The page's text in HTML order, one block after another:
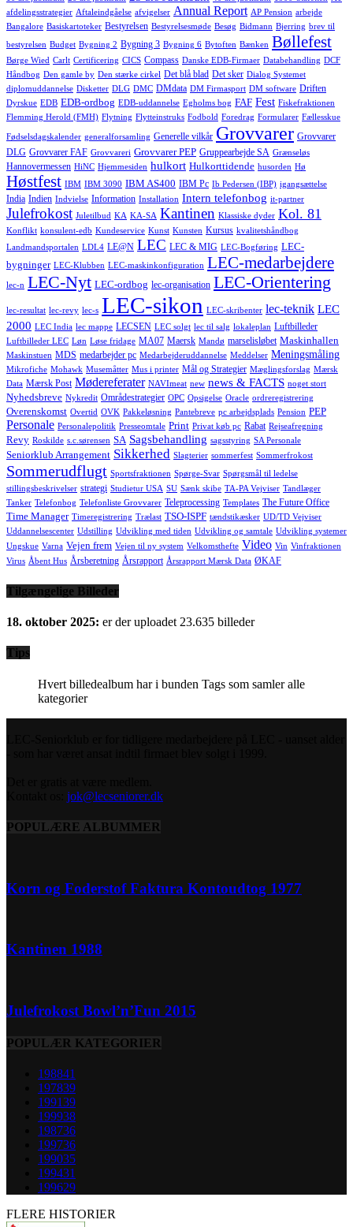
afdelingsstrategier Aftaleindgåelse afvigelser Annual Report AP Pension arbejde
Bangalore Basiskartoteker Bestyrelsen Bestyrelsesmøde Besøg Bidmann Bjerring brev til
bestyrelsen Budget Bygning 2 Bygning 3 Bygning 6 Bytoften Bænken Bøllefest
Børge Wied Carlt Certificering CICS Compass Danske EDB-Firmaer Databehandling DCF
Håndbog Den gamle by Den stærke cirkel Det blå blad Det sker Dialog Systemet
diplomuddannelse Disketter DLG DMC DMdata DM Firmasport DM software Driften
Dyrskue EDB EDB-ordbog EDB-uddannelse Egholms bog FAF Fest Fiskefraktionen
Flemming Herold (FMH) Flytning Flytteinstruks Fodbold Foredrag Formularer Fællesskue
Fødselsdagskalender generalforsamling Generelle vilkår Grovvarer Grovvarer
DLG Grovvarer FAF Grovvareri Grovvarer PEP Gruppearbejde SA Grænseløs
Hannovermessen HiNC Hjemmesiden hulkort Hulkorttidende husorden Hø
Høstfest IBM IBM 3090 IBM AS400 IBM Pc Ib Pedersen (IBP) igangsættelse
India Indien Indvielse Information Installation Intern telefonbog it-partner
Julefrokost Juletilbud KA KA-SA Kantinen Klassiske dyder Kol. 81
Konflikt konsulent-edb Kundeservice Kunst Kunsten Kursus kvalitetshåndbog
Landmandsportalen LDL4 LE@N LEC LEC & MIG LEC-Bogføring LEC-
bygninger LEC-Klubben LEC-maskinkonfiguration LEC-medarbejdere
lec-n LEC-Nyt LEC-ordbog lec-organisation LEC-Orientering
lec-resultat lec-revy lec-s LEC-sikon LEC-skribenter lec-teknik LEC
2000 LEC India lec mappe LECSEN LEC solgt lec til salg lokaleplan Luftbilleder
Luftbilleder LEC Løn Løse fridage MA07 Maersk Mandø marselisløbet Maskinhallen
Maskinstuen MDS medarbejder pc Medarbejderuddannelse Meddelser Meningsmåling
Mikrofiche Mohawk Musemåtter Mus i printer Mål og Strategier Mæglingsforslag Mærsk
Data Mærsk Post Mødereferater NAVImeat new news & FACTS noget stort
Nyhedsbreve Nykredit Områdestrategier OPC Opsigelse Oracle ordreregistrering
Overenskomst Overtid OVK Pakkeløsning Pantebreve pc arbejdsplads Pension PEP
Personale Personalepolitik Presseomtale Print Privat køb pc Rabat Rejseafregning
Revy Roskilde s.c.sørensen SA Sagsbehandling sagsstyring SA Personale
Seniorklub Arrangement Sikkerhed Slagterier sommerfest Sommerfrokost
Sommerudflugt Sportsfraktionen Spørge-Svar Spørgsmål til ledelse
stillingsbeskrivelser strategi Studietur USA SU Sænk skibe TA-PA Vejviser Tandlæger
Tanker Telefonbog Telefonliste Grovvarer Teleprocessing Templates The Future Office
Time Manager Timeregistrering Trælast TSO-ISPF tændstikæsker UD/TD Vejviser
Uddannelsescenter Udstilling Udvikling med tiden Udvikling og samtale Udvikling systemer
Ungskue Varna Vejen frem Vejen til ny system Velkomsthefte Video Vin Vinfraktionen
Virus Åbent Hus Årsberetning Årsrapport Årsrapport Mærsk Data ØKAF
Tilgængelige Billeder
18. oktober 2025: er der uploadet 23.635 billeder
Tips
Hvert billedealbum har i bunden Tags som samler alle
kategorier
jok@lecseniorer.dk
POPULÆRE ALBUMMER
Korn og Foderstof Faktura Kontoudtog 1977
Kantinen 1988
Julefrokost Bowl’n’Fun 2015
POPULÆR KATEGORIER
198841
197839
199139
199938
198736
199736
199035
199431
199629
FLERE HISTORIER